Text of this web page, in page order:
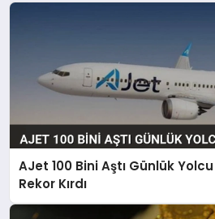
AJet 100 Bini Aştı Günlük Yolcu
Rekor Kırdı